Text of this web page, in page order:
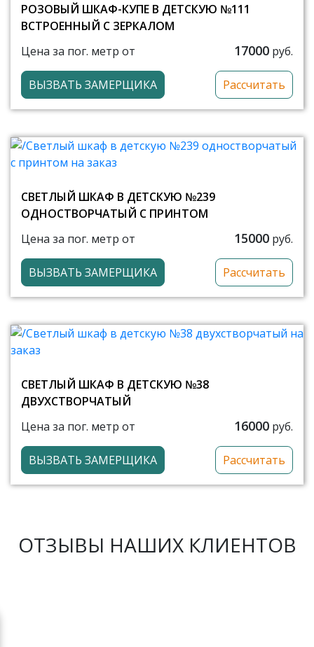
РОЗОВЫЙ ШКАФ-КУПЕ В ДЕТСКУЮ №111
ВСТРОЕННЫЙ С ЗЕРКАЛОМ
Цена за пог. метр от
17000 руб.
ВЫЗВАТЬ ЗАМЕРЩИКА Рассчитать
СВЕТЛЫЙ ШКАФ В ДЕТСКУЮ №239
ОДНОСТВОРЧАТЫЙ С ПРИНТОМ
Цена за пог. метр от
15000 руб.
ВЫЗВАТЬ ЗАМЕРЩИКА Рассчитать
СВЕТЛЫЙ ШКАФ В ДЕТСКУЮ №38
ДВУХСТВОРЧАТЫЙ
Цена за пог. метр от
16000 руб.
ВЫЗВАТЬ ЗАМЕРЩИКА Рассчитать
ОТЗЫВЫ НАШИХ КЛИЕНТОВ